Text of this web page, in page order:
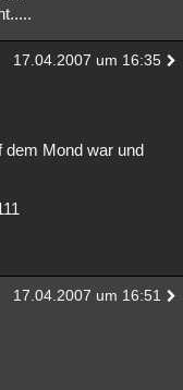
17.04.2007 um 16:35
dem Mond war und
17.04.2007 um 16:51